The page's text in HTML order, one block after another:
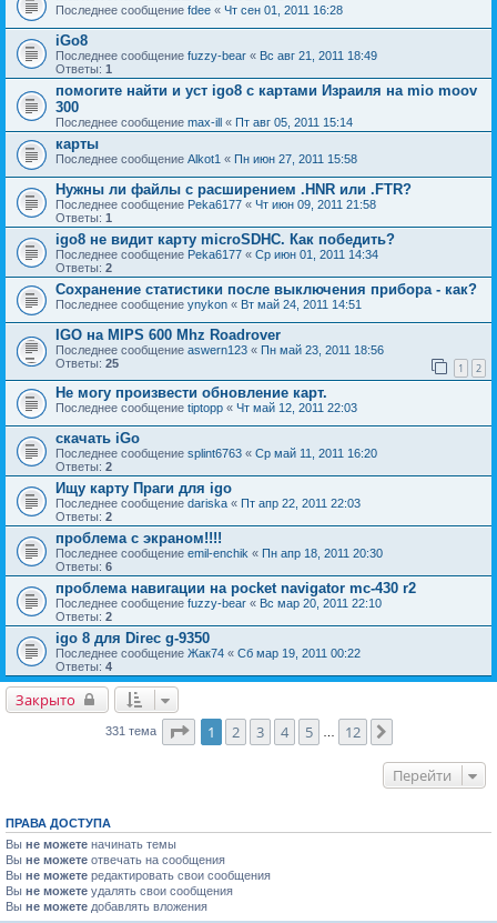
Последнее сообщение fdee « Чт сен 01, 2011 16:28
iGo8
Последнее сообщение fuzzy-bear « Вс авг 21, 2011 18:49
Ответы: 1
помогите найти и уст igo8 с картами Израиля на mio moov
300
Последнее сообщение max-ill « Пт авг 05, 2011 15:14
карты
Последнее сообщение Alkot1 « Пн июн 27, 2011 15:58
Нужны ли файлы с расширением .HNR или .FTR?
Последнее сообщение Peka6177 « Чт июн 09, 2011 21:58
Ответы: 1
igo8 не видит карту microSDHC. Как победить?
Последнее сообщение Peka6177 « Ср июн 01, 2011 14:34
Ответы: 2
Сохранение статистики после выключения прибора - как?
Последнее сообщение ynykon « Вт май 24, 2011 14:51
IGO на MIPS 600 Mhz Roadrover
Последнее сообщение aswern123 « Пн май 23, 2011 18:56
Ответы: 25 1 2
Не могу произвести обновление карт.
Последнее сообщение tiptopp « Чт май 12, 2011 22:03
скачать iGo
Последнее сообщение splint6763 « Ср май 11, 2011 16:20
Ответы: 2
Ищу карту Праги для igo
Последнее сообщение dariska « Пт апр 22, 2011 22:03
Ответы: 2
проблема с экраном!!!!
Последнее сообщение emil-enchik « Пн апр 18, 2011 20:30
Ответы: 6
проблема навигации на pocket navigator mc-430 r2
Последнее сообщение fuzzy-bear « Вс мар 20, 2011 22:10
Ответы: 2
igo 8 для Direc g-9350
Последнее сообщение Жак74 « Сб мар 19, 2011 00:22
Ответы: 4
Закрыто
331 тема Страница1 из
1 2 3 4 5 12
Перейти
ПРАВА ДОСТУПА
Вы не можете начинать темы
Вы не можете отвечать на сообщения
Вы не можете редактировать свои сообщения
Вы не можете удалять свои сообщения
Вы не можете добавлять вложения